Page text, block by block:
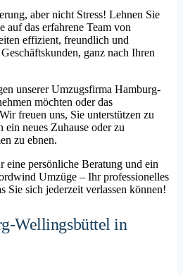
aber nicht Stress! Lehnen Sie
auf das erfahrene Team von
effizient, freundlich und
ganz nach Ihren
unserer Umzugsfirma Hamburg-
möchten oder das
freuen uns, Sie unterstützen zu
neues Zuhause oder zu
zu ebnen.
eine persönliche Beratung und ein
Umzüge – Ihr professionelles
Sie sich jederzeit verlassen können!
Wellingsbüttel in